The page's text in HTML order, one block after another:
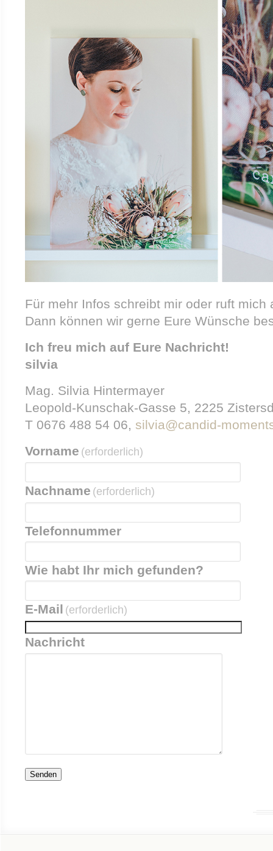
Für mehr Infos schreibt mir oder ruft mich
Dann können wir gerne Eure Wünsche
Ich freu mich auf Eure Nachricht!
silvia
Mag. Silvia Hintermayer
Leopold-Kunschak-Gasse 5, 2225
T 0676 488 54 06, silvia@candid-
Vorname (erforderlich)
Nachname (erforderlich)
Telefonnummer
Wie habt Ihr mich gefunden?
E-Mail (erforderlich)
Nachricht
Senden